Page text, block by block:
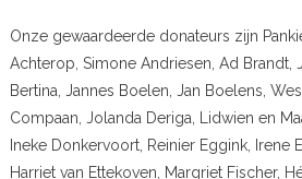
Onze gewaardeerde donateurs zijn
Achterop, Simone Andriesen, Ad Brandt,
Bertina, Jannes Boelen, Jan Boelens,
Compaan, Jolanda Deriga, Lidwien en
Ineke Donkervoort, Reinier Eggink, Irene
Harriet van Ettekoven, Margriet Fischer,